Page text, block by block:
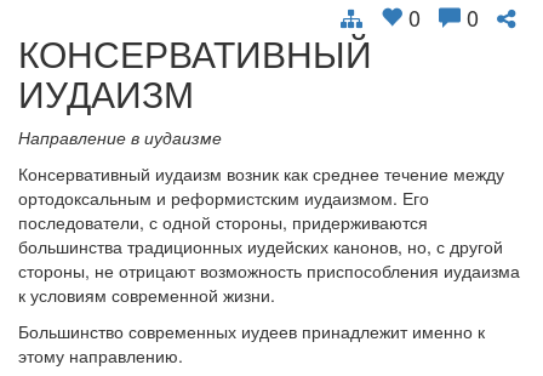
Галерея
Викторины
Религиозные учения и секты, справочник
6 августа
Преображение Господне
см. календарь
0 0
КОНСЕРВАТИВНЫЙ
ИУДАИЗМ
Направление в иудаизме
Консервативный иудаизм возник как среднее течение между
ортодоксальным и реформистским иудаизмом. Его
последователи, с одной стороны, придерживаются
большинства традиционных иудейских канонов, но, с другой
стороны, не отрицают возможность приспособления иудаизма
к условиям современной жизни.
Большинство современных иудеев принадлежит именно к
этому направлению.